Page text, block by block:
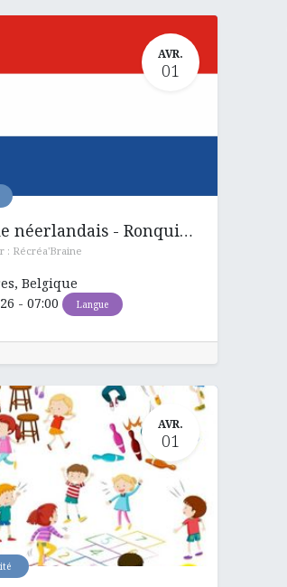
AVR.
01
Cours de néerlandais - Ronquières
: Récréa'Braine
, Belgique
- 07:00 Langue
AVR.
01